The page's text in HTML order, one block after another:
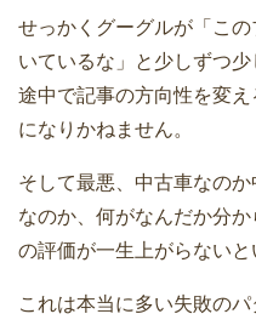
せっかくグーグルが「こ
いているな」と少しずつ少
途中で記事の方向性を変
になりかねません。
そして最悪、中古車なの
なのか、何がなんだか分
の評価が一生上がらないと
これは本当に多い失敗の